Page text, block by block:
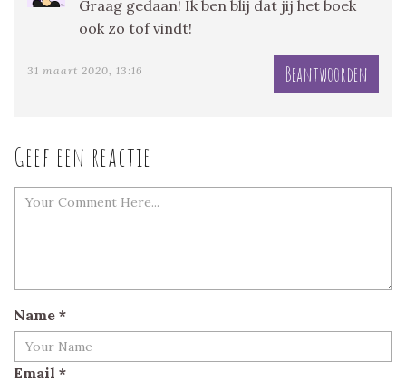
Graag gedaan! Ik ben blij dat jij het boek
ook zo tof vindt!
31 maart 2020, 13:16 Beantwoorden
Geef een reactie
Name *
Email *